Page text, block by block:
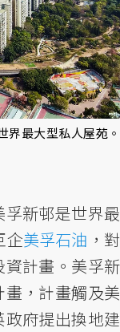
界最大型私人屋苑。
新邨是世界最
企美孚石油 ，對
計畫。美孚新
，計畫觸及美
府提出換地建